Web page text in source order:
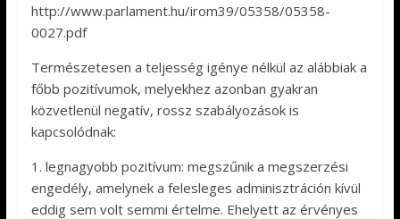
http://www.parlament.hu/irom39/05358/05358-
0027.pdf
Természetesen a teljesség igénye nélkül az alábbiak a
főbb pozitívumok, melyekhez azonban gyakran
közvetlenül negatív, rossz szabályozások is
kapcsolódnak:
1. legnagyobb pozitívum: megszűnik a megszerzési
engedély, amelynek a felesleges adminisztráción kívül
eddig sem volt semmi értelme. Ehelyett az érvényes